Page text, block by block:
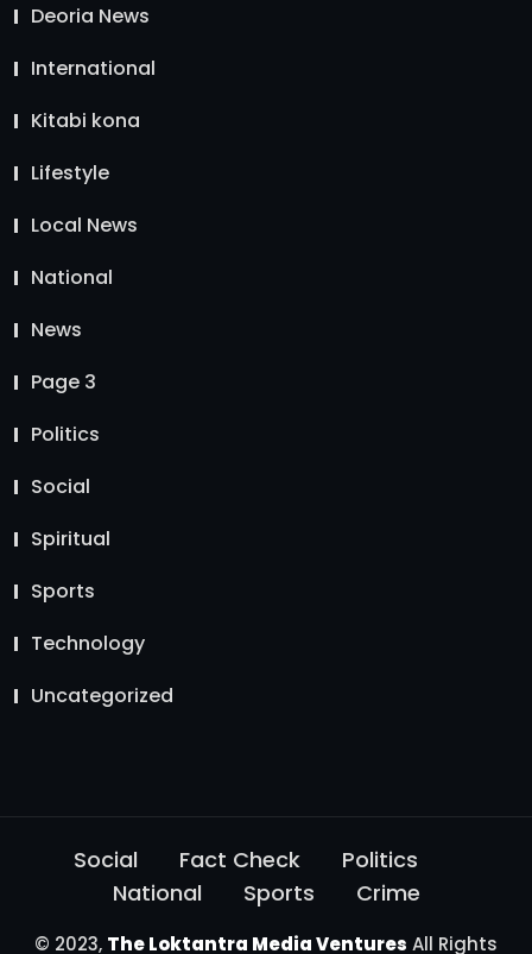
Deoria News
International
Kitabi kona
Lifestyle
Local News
National
News
Page 3
Politics
Social
Spiritual
Sports
Technology
Uncategorized
Social Fact Check
Politics
National
Sports Crime
© 2023, The Loktantra Media Ventures All Rights